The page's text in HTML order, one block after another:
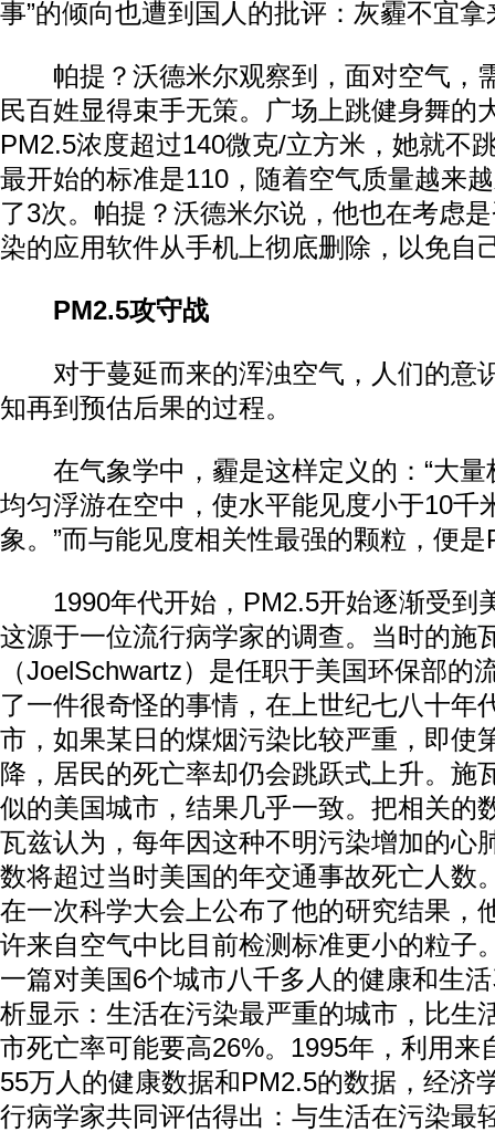
事”的倾向也遭到国人的批评：灰霾不宜
帕提？沃德米尔观察到，面对空气，
民百姓显得束手无策。广场上跳健身舞的
PM2.5浓度超过140微克/立方米，她就不
最开始的标准是110，随着空气质量越来
了3次。帕提？沃德米尔说，他也在考虑
染的应用软件从手机上彻底删除，以免自
PM2.5攻守战
对于蔓延而来的浑浊空气，人们的意
知再到预估后果的过程。
在气象学中，霾是这样定义的：“大量
均匀浮游在空中，使水平能见度小于10千
象。”而与能见度相关性最强的颗粒，便是
1990年代开始，PM2.5开始逐渐受到
这源于一位流行病学家的调查。当时的施
（JoelSchwartz）是任职于美国环保部的
了一件很奇怪的事情，在上世纪七八十年
市，如果某日的煤烟污染比较严重，即使
降，居民的死亡率却仍会跳跃式上升。施
似的美国城市，结果几乎一致。把相关的
瓦兹认为，每年因这种不明污染增加的心
数将超过当时美国的年交通事故死亡人数
在一次科学大会上公布了他的研究结果，
许来自空气中比目前检测标准更小的粒子
一篇对美国6个城市八千多人的健康和生
析显示：生活在污染最严重的城市，比生
市死亡率可能要高26%。1995年，利用来
55万人的健康数据和PM2.5的数据，经济
行病学家共同评估得出：与生活在污染最